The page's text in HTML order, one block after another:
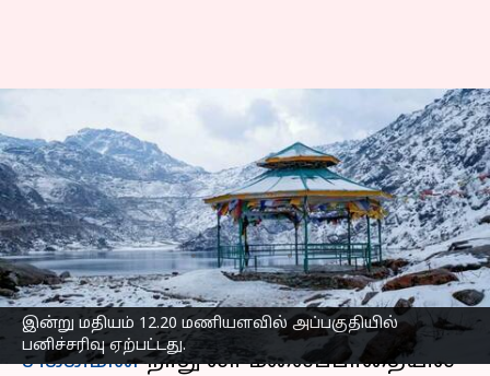
இன்று மதியம் 12.20 மணியளவில் அப்பகுதியில்
பனிச்சரிவு ஏற்பட்டது.
சிக்கிமில் ஏற்பட்ட பெரும்
பனிச்சரிவு: 6 சுற்றுலா
பயணிகள் பலி, 150க்கும்
மேற்பட்டோர் சிக்கி தவிப்பு
எழுதியவர் Sindhuja SM Apr 04, 2023 04:24 pm
செய்தி முன்னோட்டம்
சிக்கிமின்நாது லா மலைப்பாதையில்